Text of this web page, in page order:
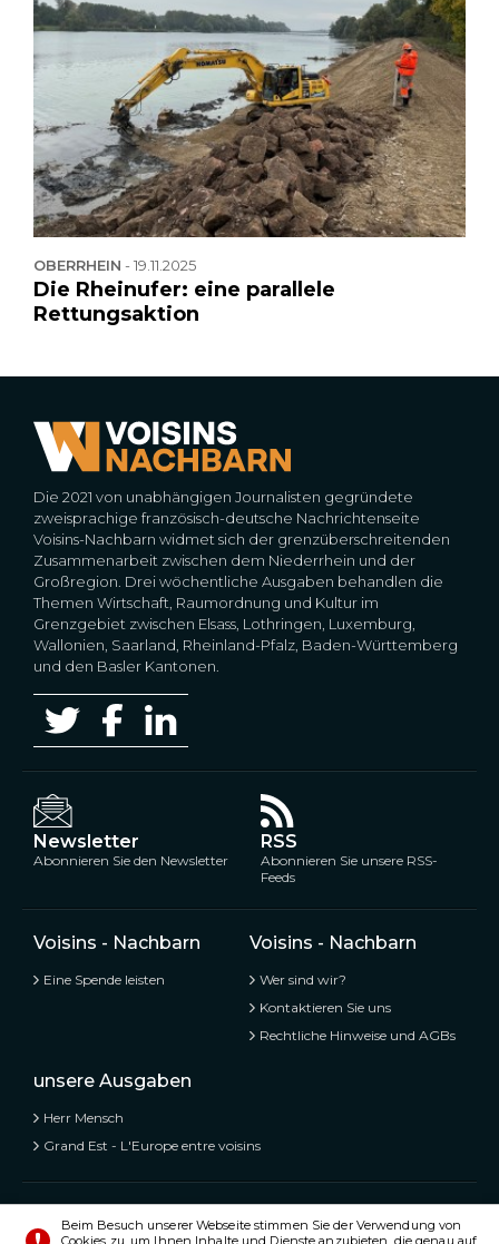
OBERRHEIN -19.11.2025
Die Rheinufer: eine parallele
Rettungsaktion
Die 2021 von unabhängigen Journalisten gegründete
zweisprachige französisch-deutsche Nachrichtenseite
Voisins-Nachbarn widmet sich der grenzüberschreitenden
Zusammenarbeit zwischen dem Niederrhein und der
Großregion. Drei wöchentliche Ausgaben behandlen die
Themen Wirtschaft, Raumordnung und Kultur im
Grenzgebiet zwischen Elsass, Lothringen, Luxemburg,
Wallonien, Saarland, Rheinland-Pfalz, Baden-Württemberg
und den Basler Kantonen.
Newsletter
Abonnieren Sie den Newsletter
RSS
Abonnieren Sie unsere RSS-
Feeds
Voisins - Nachbarn
Eine Spende leisten
Voisins - Nachbarn
Wer sind wir?
Kontaktieren Sie uns
Rechtliche Hinweise und AGBs
unsere Ausgaben
Herr Mensch
Grand Est - L'Europe entre voisins
Voisins - Nachbarn, Kostenlose und geteilte Informationen
Beim Besuch unserer Webseite stimmen Sie der Verwendung von
Cookies zu, um Ihnen Inhalte und Dienste anzubieten, die genau auf